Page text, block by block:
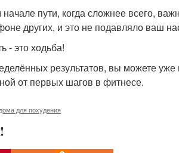
пути, когда сложнее всего,
других, и это не подавляло ваш
- это ходьба!
результатов, вы можете уже
от первых шагов в фитнесе.
для похудения